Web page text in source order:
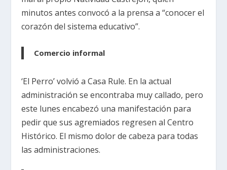
minutos antes convocó a la prensa a “conocer el
corazón del sistema educativo”.
Comercio informal
‘El Perro’ volvió a Casa Rule. En la actual
administración se encontraba muy callado, pero
este lunes encabezó una manifestación para
pedir que sus agremiados regresen al Centro
Histórico. El mismo dolor de cabeza para todas
las administraciones.